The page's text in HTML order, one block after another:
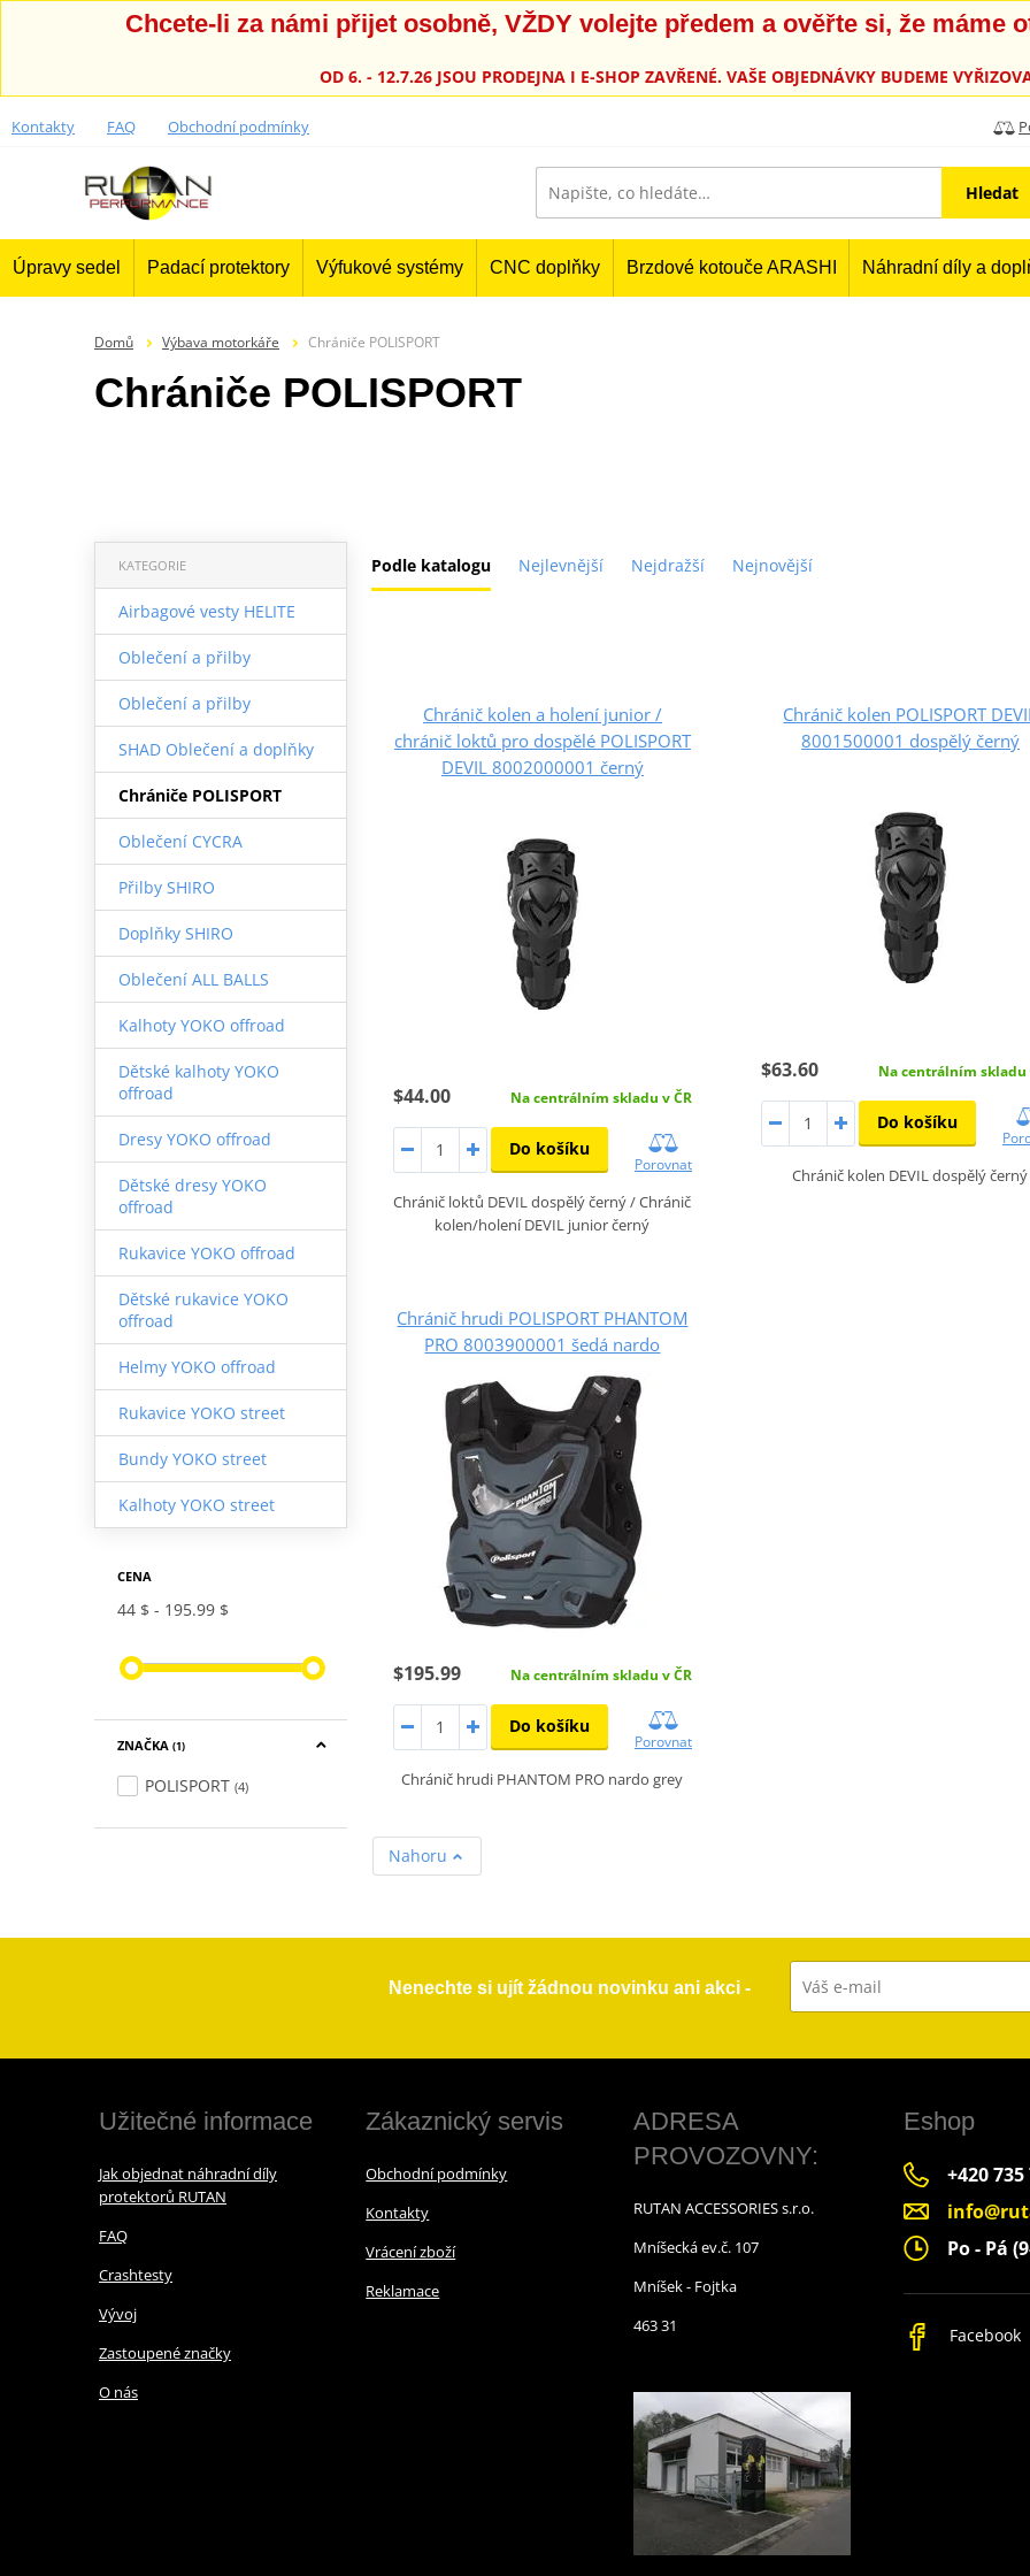
Chcete-li za námi přijet osobně, VŽDY volejte předem a ověřte si, že máme
OD 6. - 12.7.26 JSOU PRODEJNA I E-SHOP ZAVŘENÉ. VAŠE OBJEDNÁVKY BUDEME
Kontakty FAQ Obchodní podmínky
Hledat
Úpravy sedel Padací protektory Výfukové systémy CNC doplňky Brzdové kotouče ARASHI Náhradní díly a
Domů Výbava motorkáře Chrániče POLISPORT
Chrániče POLISPORT
Podle katalogu Nejlevnější Nejdražší Nejnovější
KATEGORIE
Airbagové vesty HELITE
Oblečení a přilby
Oblečení a přilby
SHAD Oblečení a doplňky
Chrániče POLISPORT
Oblečení CYCRA
Přilby SHIRO
Doplňky SHIRO
Oblečení ALL BALLS
Kalhoty YOKO offroad
Dětské kalhoty YOKO
offroad
Dresy YOKO offroad
Dětské dresy YOKO
offroad
Rukavice YOKO offroad
Dětské rukavice YOKO
offroad
Helmy YOKO offroad
Rukavice YOKO street
Bundy YOKO street
Kalhoty YOKO street
CENA
44 $ 195.99 $
ZNAČKA (1)
POLISPORT (4)
Chránič kolen a holení junior /
chránič loktů pro dospělé POLISPORT
DEVIL 8002000001 černý
$44.00 Na centrálním skladu v ČR
Do košíku
Porovnat
Chránič loktů DEVIL dospělý černý / Chránič
kolen/holení DEVIL junior černý
Chránič kolen POLISPORT DEVIL
8001500001 dospělý černý
$63.60 Na centrálním skladu
Do košíku
Chránič kolen DEVIL dospělý černý
Chránič hrudi POLISPORT PHANTOM
PRO 8003900001 šedá nardo
$195.99 Na centrálním skladu v ČR
Do košíku
Porovnat
Chránič hrudi PHANTOM PRO nardo grey
Nahoru
Nenechte si ujít žádnou novinku ani akci -
Užitečné informace
Jak objednat náhradní díly
protektorů RUTAN
FAQ
Crashtesty
Vývoj
Zastoupené značky
O nás
Zákaznický servis
Obchodní podmínky
Kontakty
Vrácení zboží
Reklamace
ADRESA
PROVOZOVNY:
RUTAN ACCESSORIES s.r.o.
Mníšecká ev.č. 107
Mníšek - Fojtka
463 31
Eshop
+420 735
Po - Pá
Facebook